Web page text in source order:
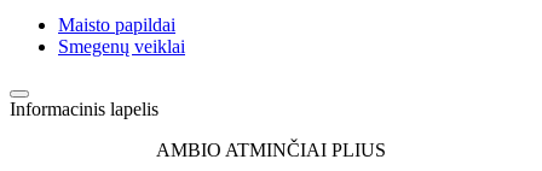
Maisto papildai
Smegenų veiklai
Informacinis lapelis
AMBIO ATMINČIAI PLIUS